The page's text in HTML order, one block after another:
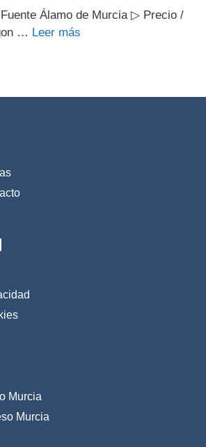
Álamo de Murcia ▷ Precio /
… Leer más
Murcia
Murcia